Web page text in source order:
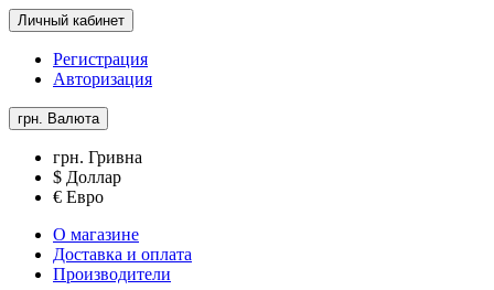
Личный кабинет
Регистрация
Авторизация
грн. Валюта
грн. Гривна
$ Доллар
€ Евро
О магазине
Доставка и оплата
Производители